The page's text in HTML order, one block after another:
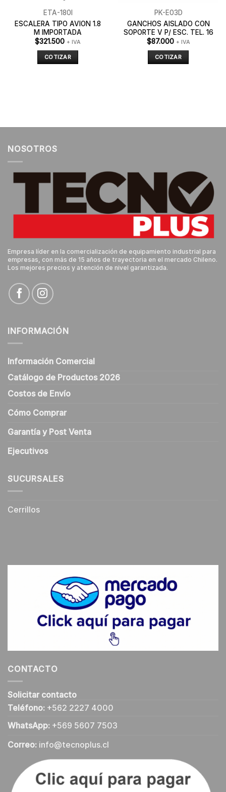
ETA-180I
ESCALERA TIPO AVION 1.8
M IMPORTADA
$321.500 + IVA
COTIZAR
PK-E03D
GANCHOS AISLADO CON
SOPORTE V P/ ESC. TEL. 16
$87.000 + IVA
COTIZAR
NOSOTROS
Empresa líder en la comercialización de equipamiento industrial para
empresas, con más de 15 años de trayectoria en el mercado Chileno.
Los mejores precios y atención de nivel garantizada.
INFORMACIÓN
Información Comercial
Catálogo de Productos 2026
Costos de Envío
Cómo Comprar
Garantía y Post Venta
Ejecutivos
SUCURSALES
Cerrillos
CONTACTO
Solicitar contacto
Teléfono: +562 2227 4000
WhatsApp: +569 5607 7503
Correo: info@tecnoplus.cl